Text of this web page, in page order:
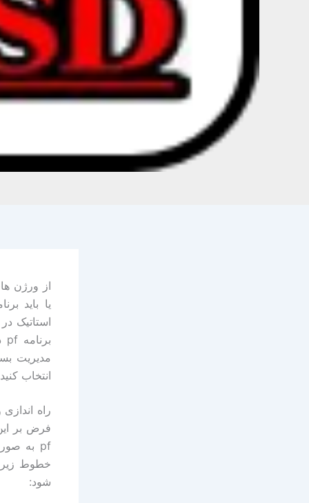
انتخاب
شود: